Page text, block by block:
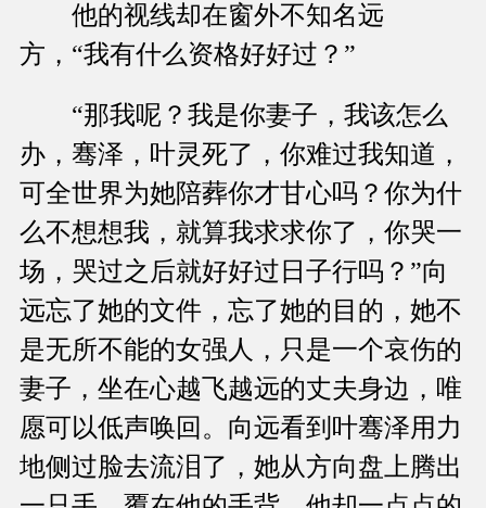
他的视线却在窗外不知名远
方，“我有什么资格好好过？”
“那我呢？我是你妻子，我该怎么
办，骞泽，叶灵死了，你难过我知道，
可全世界为她陪葬你才甘心吗？你为什
么不想想我，就算我求求你了，你哭一
场，哭过之后就好好过日子行吗？”向
远忘了她的文件，忘了她的目的，她不
是无所不能的女强人，只是一个哀伤的
妻子，坐在心越飞越远的丈夫身边，唯
愿可以低声唤回。向远看到叶骞泽用力
地侧过脸去流泪了，她从方向盘上腾出